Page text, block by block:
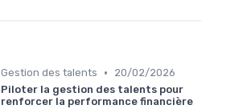
Gestion des talents •
20/02/2026
Piloter la gestion des talents pour
renforcer la performance financière